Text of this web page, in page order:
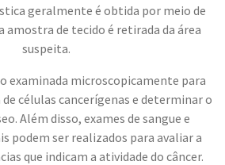
geralmente é obtida por meio de
amostra de tecido é retirada da área
suspeita.
examinada microscopicamente para
células cancerígenas e determinar o
Além disso, exames de sangue e
podem ser realizados para avaliar a
que indicam a atividade do câncer.